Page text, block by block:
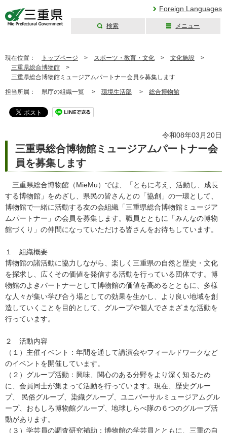
Foreign Languages
検索 メニュー
現在位置： トップページ > スポーツ・教育・文化 > 文化施設 >
三重県総合博物館 >
三重県総合博物館ミュージアムパートナー会員を募集します
担当所属： 県庁の組織一覧 > 環境生活部 > 総合博物館
令和08年03月20日
三重県総合博物館ミュージアムパートナー会
員を募集します
三重県総合博物館（MieMu）では、「ともに考え、活動し、成長
する博物館」をめざし、県民の皆さんとの「協創」の一環として、
博物館で一緒に活動する友の会組織「三重県総合博物館ミュージア
ムパートナー」の会員を募集します。職員とともに「みんなの博物
館づくり」の仲間になっていただける皆さんをお待ちしています。
１ 組織概要
博物館の諸活動に協力しながら、楽しく三重県の自然と歴史・文化
を探求し、広くその価値を発信する活動を行っている団体です。博
物館のよきパートナーとして博物館の価値を高めるとともに、多様
な人々が集い学び合う場としての効果を生かし、より良い地域を創
造していくことを目的として、グループや個人でさまざまな活動を
行っています。
２ 活動内容
（１）主催イベント：年間を通して講演会やフィールドワークなど
のイベントを開催しています。
（２）グループ活動：興味、関心のある分野をより深く知るため
に、会員同士が集まって活動を行っています。現在、歴史グルー
プ、 民俗グループ、染織グループ、ユニバーサルミュージアムグル
ープ、おもしろ博物館グループ、地球しらべ隊の６つのグループ活
動があります。
（３）学芸員の調査研究補助：博物館の学芸員とともに、三重の自